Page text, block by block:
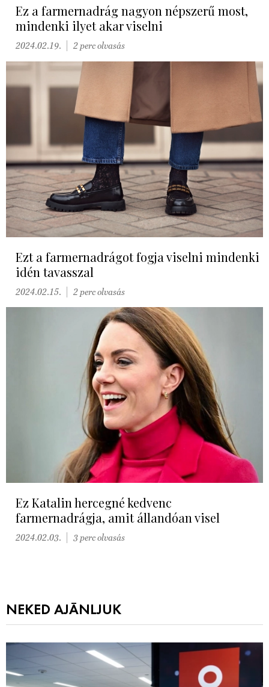
Ez a farmernadrág nagyon népszerű most,
mindenki ilyet akar viselni
2024.02.19. 2 perc olvasás
Ezt a farmernadrágot fogja viselni mindenki
idén tavasszal
2024.02.15. 2 perc olvasás
Ez Katalin hercegné kedvenc
farmernadrágja, amit állandóan visel
2024.02.03. 3 perc olvasás
NEKED AJÁNLJUK